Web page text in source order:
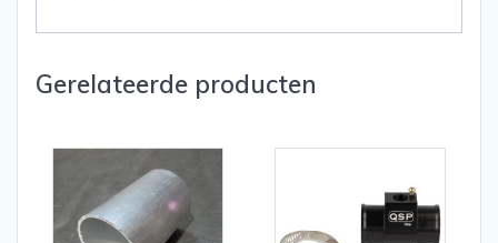
Gerelateerde producten